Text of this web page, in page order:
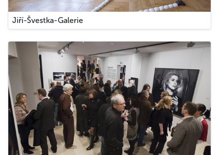
Jiří-Švestka-Galerie